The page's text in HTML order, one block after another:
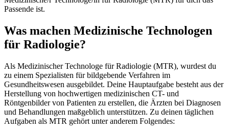
Passende ist.
Was machen Medizinische Technologen
für Radiologie?
Als Medizinischer Technologe für Radiologie (MTR), wurdest du
zu einem Spezialisten für bildgebende Verfahren im
Gesundheitswesen ausgebildet. Deine Hauptaufgabe besteht aus der
Herstellung von hochwertigen medizinischen CT- und
Röntgenbilder von Patienten zu erstellen, die Ärzten bei Diagnosen
und Behandlungen maßgeblich unterstützen. Zu deinen täglichen
Aufgaben als MTR gehört unter anderem Folgendes: